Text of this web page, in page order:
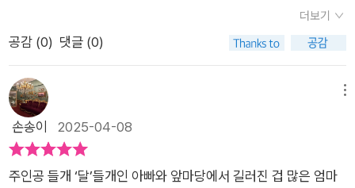
에 따른 삶이라는 메시지가 돋보입니다.'너는 그 개를 닮았어. 푸
른 반점이며, 꿈꾸는 눈빛까지.'달의 정체성을 찾는 여정에서 중
요한 역할을 합니다. 아빠의 그림자를 딛고 나서 스스로를 발견하
게 되는 순간을 암시합니다.반려견인 엄마와 떠돌이 들개인 아빠
의 상반된 선택은, 안정과 자유의 양가적인 가치를 상징하며 달의
고민을 더욱 선명하게 합니다. 달의 아빠가 들개왕을 찾기 위해
가족을 떠나고, 달 역시 울타리를 넘어서기 위해 애쓰는 모습은
자유에 대한 열망을 상징합니다. 반면, 인간은 개들에게 안전과
다. 반대로 리더를 보며 구성원들이 리더 되기를 꿈꾸지 않는다면
리더의 삶을 뒤돌아보아야 한다. 곽영미 장편동화 들개왕을 읽
살아가는 달의 삶을 단순하게 설명하는 데 그치지 않고, 달이 친
구들을 만나고 헤어지며 자신의 진짜 모습을 찾아가는 과정을 그
립니다. 왠지 루리의 '긴긴밤'이 생각나기도 하고, '달'이 위험에
빠질 때마다 '안 돼!!!!'하고 외치고 싶기도 했어요. '달'의 이름도
좋았지만, 달의 친구들의 이름인 '빛'과 '녀석'도 참 좋았어요.'반려
견이 아닌 들개로, 길들기를 거부하고 가장 나다운 나를 찾아 떠
더보기
공감 (0) 댓글 (0)
손송이 2025-04-08
주인공 들개 ‘달’들개인 아빠와 앞마당에서 길러진 겁 많은 엄마